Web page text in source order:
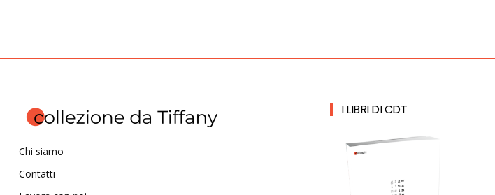
Chi siamo
Contatti
I LIBRI DI CDT